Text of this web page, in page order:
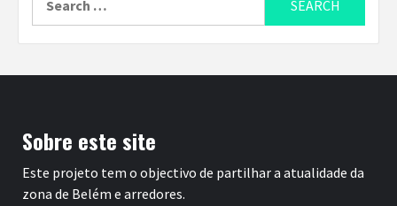
for:
Sobre este site
Este projeto tem o objectivo de partilhar a atualidade da
zona de Belém e arredores.